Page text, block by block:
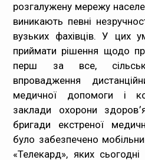
розгалужену мережу
виникають певні
вузьких фахівців. У цих
приймати рішення щодо
перш за все,
впровадження
медичної допомоги і
заклади охорони
бригади екстреної
було забезпечено
«Телекард», яких сьогодні